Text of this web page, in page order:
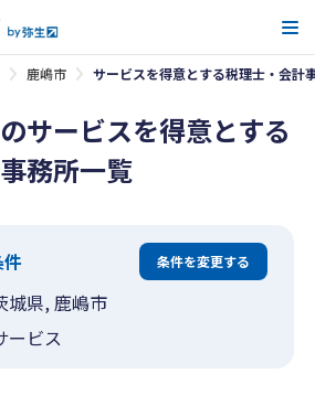
鹿嶋市 サービスを得意とする税理士・会計
サービスを得意とする
務所一覧
条件を変更する
城県, 鹿嶋市
ービス